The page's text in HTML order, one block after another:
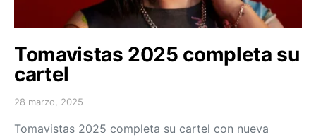
Tomavistas 2025 completa su
cartel
Posted on
28 marzo, 2025
Tomavistas 2025 completa su cartel con nueva